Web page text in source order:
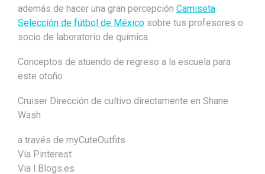
además de hacer una gran percepción Camiseta
Selección de fútbol de México sobre tus profesores o
socio de laboratorio de química.
Conceptos de atuendo de regreso a la escuela para
este otoño
Cruiser Dirección de cultivo directamente en Shane
Wash
a través de myCuteOutfits
Vía Pinterest
Via I.Blogs.es